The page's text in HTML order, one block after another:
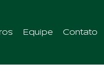
Equipe Contato